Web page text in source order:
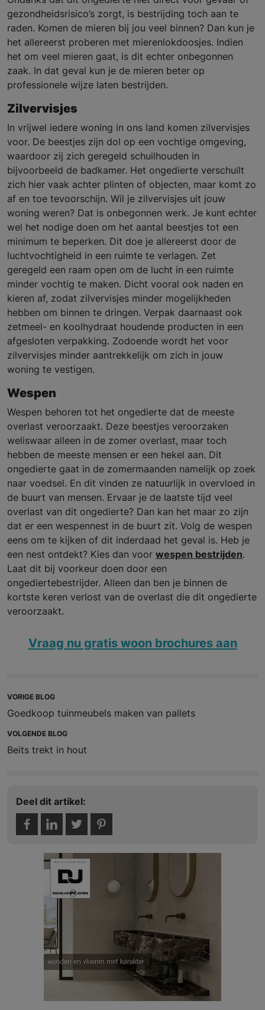
gezondheidsrisico’s zorgt, is bestrijding toch aan te
raden. Komen de mieren bij jou veel binnen? Dan kun je
het allereerst proberen met mierenlokdoosjes. Indien
het om veel mieren gaat, is dit echter onbegonnen
zaak. In dat geval kun je de mieren beter op
professionele wijze laten bestrijden.
Zilvervisjes
In vrijwel iedere woning in ons land komen zilvervisjes
voor. De beestjes zijn dol op een vochtige omgeving,
waardoor zij zich geregeld schuilhouden in
bijvoorbeeld de badkamer. Het ongedierte verschuilt
zich hier vaak achter plinten of objecten, maar komt zo
af en toe tevoorschijn. Wil je zilvervisjes uit jouw
woning weren? Dat is onbegonnen werk. Je kunt echter
wel het nodige doen om het aantal beestjes tot een
minimum te beperken. Dit doe je allereerst door de
luchtvochtigheid in een ruimte te verlagen. Zet
geregeld een raam open om de lucht in een ruimte
minder vochtig te maken. Dicht vooral ook naden en
kieren af, zodat zilvervisjes minder mogelijkheden
hebben om binnen te dringen. Verpak daarnaast ook
zetmeel- en koolhydraat houdende producten in een
afgesloten verpakking. Zodoende wordt het voor
zilvervisjes minder aantrekkelijk om zich in jouw
woning te vestigen.
Wespen
Wespen behoren tot het ongedierte dat de meeste
overlast veroorzaakt. Deze beestjes veroorzaken
weliswaar alleen in de zomer overlast, maar toch
hebben de meeste mensen er een hekel aan. Dit
ongedierte gaat in de zomermaanden namelijk op zoek
naar voedsel. En dit vinden ze natuurlijk in overvloed in
de buurt van mensen. Ervaar je de laatste tijd veel
overlast van dit ongedierte? Dan kan het maar zo zijn
dat er een wespennest in de buurt zit. Volg de wespen
eens om te kijken of dit inderdaad het geval is. Heb je
een nest ontdekt? Kies dan voor wespen bestrijden.
Laat dit bij voorkeur doen door een
ongediertebestrijder. Alleen dan ben je binnen de
kortste keren verlost van de overlast die dit ongedierte
veroorzaakt.
Vraag nu gratis woon brochures aan
VORIGE BLOG
Goedkoop tuinmeubels maken van pallets
VOLGENDE BLOG
Beits trekt in hout
Deel dit artikel: